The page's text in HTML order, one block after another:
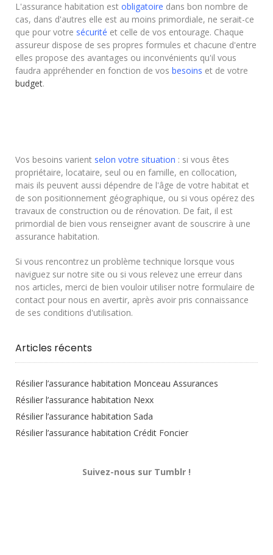
L'assurance habitation est obligatoire dans bon nombre de
cas, dans d'autres elle est au moins primordiale, ne serait-ce
que pour votre sécurité et celle de vos entourage. Chaque
assureur dispose de ses propres formules et chacune d'entre
elles propose des avantages ou inconvénients qu'il vous
faudra appréhender en fonction de vos besoins et de votre
budget.
Vos besoins varient selon votre situation : si vous êtes
propriétaire, locataire, seul ou en famille, en collocation,
mais ils peuvent aussi dépendre de l'âge de votre habitat et
de son positionnement géographique, ou si vous opérez des
travaux de construction ou de rénovation. De fait, il est
primordial de bien vous renseigner avant de souscrire à une
assurance habitation.
Si vous rencontrez un problème technique lorsque vous
naviguez sur notre site ou si vous relevez une erreur dans
nos articles, merci de bien vouloir utiliser notre formulaire de
contact pour nous en avertir, après avoir pris connaissance
de ses conditions d'utilisation.
Articles récents
Résilier l’assurance habitation Monceau Assurances
Résilier l’assurance habitation Nexx
Résilier l’assurance habitation Sada
Résilier l’assurance habitation Crédit Foncier
Suivez-nous sur Tumblr !